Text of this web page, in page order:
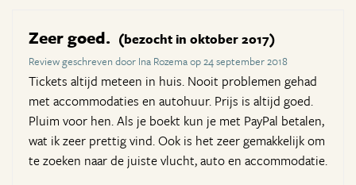
Zeer goed. (bezocht in oktober 2017)
Review geschreven door Ina Rozema op 24 september 2018
Tickets altijd meteen in huis. Nooit problemen gehad
met accommodaties en autohuur. Prijs is altijd goed.
Pluim voor hen. Als je boekt kun je met PayPal betalen,
wat ik zeer prettig vind. Ook is het zeer gemakkelijk om
te zoeken naar de juiste vlucht, auto en accommodatie.